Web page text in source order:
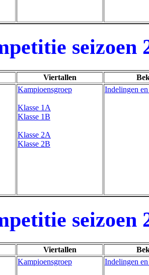
seizoen
Viertallen
Kampioensgroep
Klasse 1A
Klasse 1B
Klasse 2A
Klasse 2B
Indelingen
seizoen
Viertallen
Kampioensgroep Indelingen